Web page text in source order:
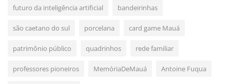
futuro da inteligência artificial bandeirinhas
são caetano do sul porcelana card game Mauá
patrimônio público quadrinhos rede familiar
professores pioneiros MemóriaDeMauá Antoine Fuqua